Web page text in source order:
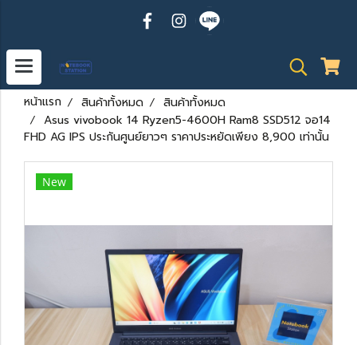
หน้าแรก สินค้าทั้งหมด
สินค้าทั้งหมด
Asus vivobook 14 Ryzen5-4600H Ram8 SSD512 จอ14
FHD AG IPS ประกันศูนย์ยาวๆ ราคาประหยัดเพียง 8,900 เท่านั้น
New